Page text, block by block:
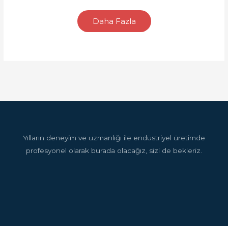
Daha Fazla
Yılların deneyim ve uzmanlığı ile endüstriyel üretimde
profesyonel olarak burada olacağız, sizi de bekleriz.